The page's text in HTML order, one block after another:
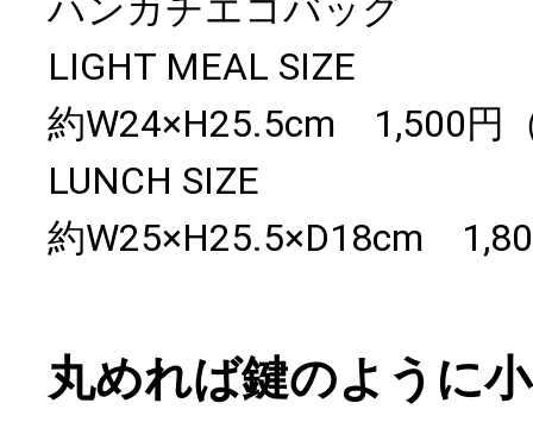
ハンカチエコバッグ
LIGHT MEAL SIZE
約W24×H25.5cm 1,500円
LUNCH SIZE
約W25×H25.5×D18cm
丸めれば鍵のように